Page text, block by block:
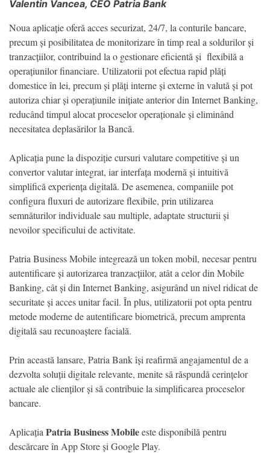
Valentin Vancea, CEO Patria Bank
Noua aplicație oferă acces securizat, 24/7, la conturile bancare,
precum și posibilitatea de monitorizare în timp real a soldurilor și
tranzacțiilor, contribuind la o gestionare eficientă și flexibilă a
operațiunilor financiare. Utilizatorii pot efectua rapid plăți
domestice în lei, precum și plăți interne și externe în valută și pot
autoriza chiar și operațiunile inițiate anterior din Internet Banking,
reducând timpul alocat proceselor operaționale și eliminând
necesitatea deplasărilor la Bancă.
Aplicația pune la dispoziție cursuri valutare competitive și un
convertor valutar integrat, iar interfața modernă și intuitivă
simplifică experiența digitală. De asemenea, companiile pot
configura fluxuri de autorizare flexibile, prin utilizarea
semnăturilor individuale sau multiple, adaptate structurii și
nevoilor specificului de activitate.
Patria Business Mobile integrează un token mobil, necesar pentru
autentificare și autorizarea tranzacțiilor, atât a celor din Mobile
Banking, cât și din Internet Banking, asigurând un nivel ridicat de
securitate și acces unitar facil. În plus, utilizatorii pot opta pentru
metode moderne de autentificare biometrică, precum amprenta
digitală sau recunoaștere facială.
Prin această lansare, Patria Bank își reafirmă angajamentul de a
dezvolta soluții digitale relevante, menite să răspundă cerințelor
actuale ale clienților și să contribuie la simplificarea proceselor
bancare.
Aplicația Patria Business Mobileeste disponibilă pentru
descărcare în App Store și Google Play.